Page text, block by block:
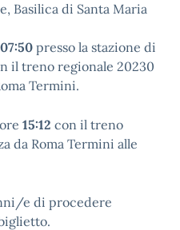
Basilica di Santa Maria
07:50 presso la stazione di
il treno regionale 20230
Termini.
15:12 con il treno
da Roma Termini alle
e di procedere